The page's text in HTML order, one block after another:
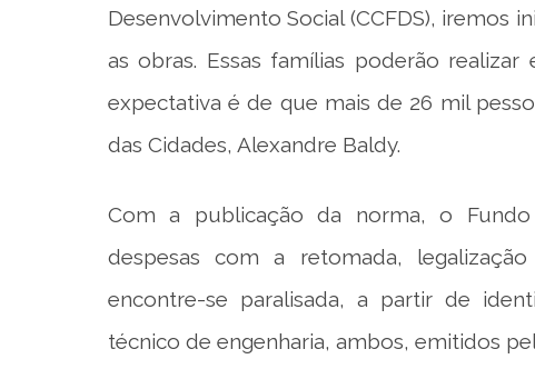
Desenvolvimento Social (CCFDS), iremos
as obras. Essas famílias poderão
expectativa é de que mais de 26 mil
das Cidades, Alexandre Baldy.
Com a publicação da norma, o
despesas com a retomada,
encontre-se paralisada, a partir de
técnico de engenharia, ambos, emitidos